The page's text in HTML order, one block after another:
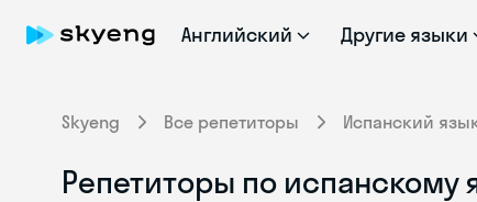
Английский Другие языки
Skyeng Все репетиторы Испанский
Репетиторы по испанскому